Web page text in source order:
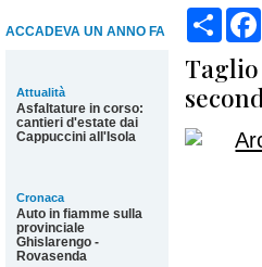
ACCADEVA UN ANNO FA
Attualità
Asfaltature in corso:
cantieri d'estate dai
Cappuccini all'Isola
Cronaca
Auto in fiamme sulla
provinciale
Ghislarengo -
Rovasenda